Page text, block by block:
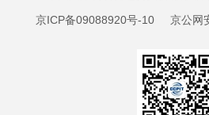
京ICP备09088920号-10 京公网